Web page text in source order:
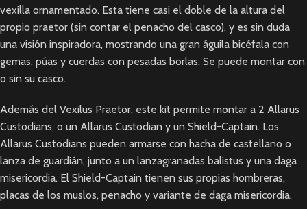
vexilla ornamentado. Esta tiene casi el doble de la altura del
propio praetor (sin contar el penacho del casco), y es sin duda
una visión inspiradora, mostrando una gran águila bicéfala con
gemas, púas y cuerdas con pesadas borlas. Se puede montar con
o sin su casco.
Además del Vexilus Praetor, este kit permite montar a 2 Allarus
Custodians, o un Allarus Custodian y un Shield-Captain. Los
Allarus Custodians pueden armarse con hacha de castellano o
lanza de guardián, junto a un lanzagranadas balistus y una daga
misericordia. El Shield-Captain tienen sus propias hombreras,
placas de los muslos, penacho y variante de daga misericordia.